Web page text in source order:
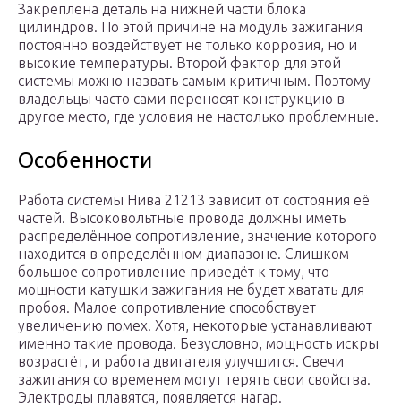
Закреплена деталь на нижней части блока
цилиндров. По этой причине на модуль зажигания
постоянно воздействует не только коррозия, но и
высокие температуры. Второй фактор для этой
системы можно назвать самым критичным. Поэтому
владельцы часто сами переносят конструкцию в
другое место, где условия не настолько проблемные.
Особенности
Работа системы Нива 21213 зависит от состояния её
частей. Высоковольтные провода должны иметь
распределённое сопротивление, значение которого
находится в определённом диапазоне. Слишком
большое сопротивление приведёт к тому, что
мощности катушки зажигания не будет хватать для
пробоя. Малое сопротивление способствует
увеличению помех. Хотя, некоторые устанавливают
именно такие провода. Безусловно, мощность искры
возрастёт, и работа двигателя улучшится. Свечи
зажигания со временем могут терять свои свойства.
Электроды плавятся, появляется нагар.